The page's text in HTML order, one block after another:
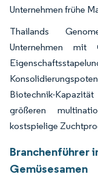
Unternehmen frühe
Thailands
Unternehmen mit
Biotechnik-
größeren
kostspielige
Branchenführer
Gemüsesamen